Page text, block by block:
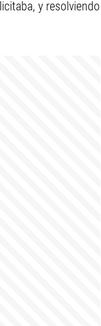
y resolviendo